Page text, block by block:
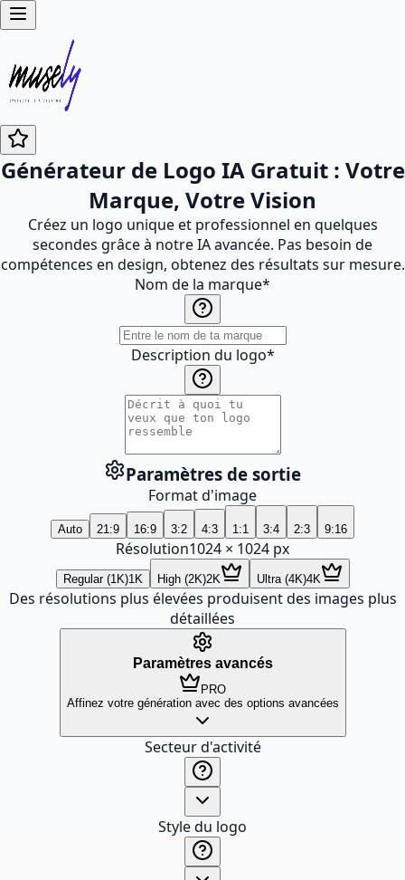
Générateur de Logo IA Gratuit : Votre
Marque, Votre Vision
Créez un logo unique et professionnel en quelques
secondes grâce à notre IA avancée. Pas besoin de
compétences en design, obtenez des résultats sur mesure.
Nom de la marque*
Description du logo*
Paramètres de sortie
Format d'image
Auto 21:9 16:9 3:2 4:3 1:1 3:4 2:3 9:16
Résolution1024 × 1024 px
Regular (1K)1K High (2K)2K Ultra (4K)4K
Des résolutions plus élevées produisent des images plus
détaillées
Paramètres avancés
PRO
Affinez votre génération avec des options avancées
Secteur d'activité
Style du logo